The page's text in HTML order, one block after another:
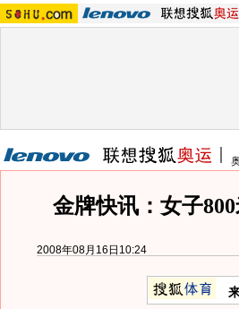
金牌快讯：女子
2008年08月16日10:24